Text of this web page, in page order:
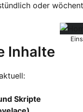
oder
Inhalte
Skripte